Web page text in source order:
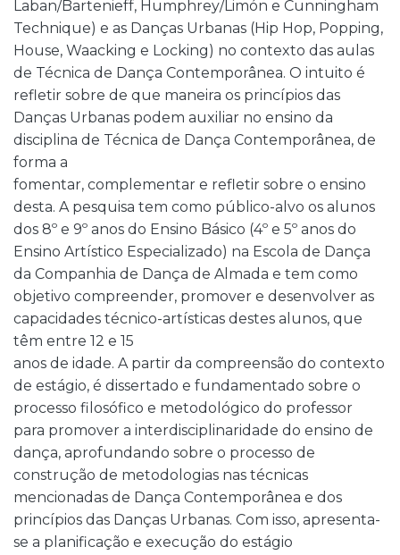
Laban/Bartenieff, Humphrey/Limón e Cunningham
Technique) e as Danças Urbanas (Hip Hop, Popping,
House, Waacking e Locking) no contexto das aulas
de Técnica de Dança Contemporânea. O intuito é
refletir sobre de que maneira os princípios das
Danças Urbanas podem auxiliar no ensino da
disciplina de Técnica de Dança Contemporânea, de
forma a
fomentar, complementar e refletir sobre o ensino
desta. A pesquisa tem como público-alvo os alunos
dos 8º e 9º anos do Ensino Básico (4º e 5º anos do
Ensino Artístico Especializado) na Escola de Dança
da Companhia de Dança de Almada e tem como
objetivo compreender, promover e desenvolver as
capacidades técnico-artísticas destes alunos, que
têm entre 12 e 15
anos de idade. A partir da compreensão do contexto
de estágio, é dissertado e fundamentado sobre o
processo filosófico e metodológico do professor
para promover a interdisciplinaridade do ensino de
dança, aprofundando sobre o processo de
construção de metodologias nas técnicas
mencionadas de Dança Contemporânea e dos
princípios das Danças Urbanas. Com isso, apresenta-
se a planificação e execução do estágio